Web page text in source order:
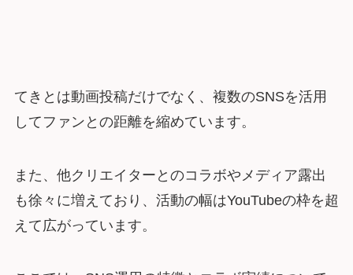
てきとは動画投稿だけでなく、複数のSNSを活用
してファンとの距離を縮めています。
また、他クリエイターとのコラボやメディア露出
も徐々に増えており、活動の幅はYouTubeの枠を超
えて広がっています。